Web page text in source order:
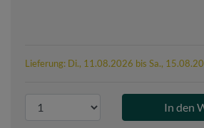
Lieferung: Di., 11.08.2026 bis Sa.,
r